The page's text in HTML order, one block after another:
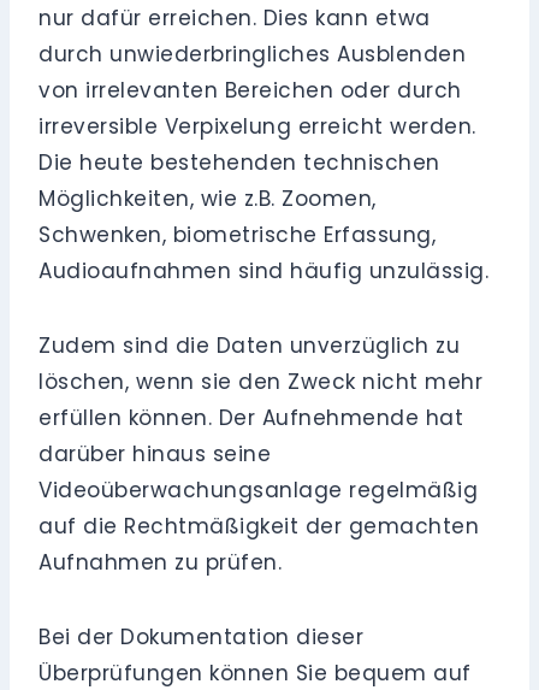
nur dafür erreichen. Dies kann etwa
durch unwiederbringliches Ausblenden
von irrelevanten Bereichen oder durch
irreversible Verpixelung erreicht werden.
Die heute bestehenden technischen
Möglichkeiten, wie z.B. Zoomen,
Schwenken, biometrische Erfassung,
Audioaufnahmen sind häufig unzulässig.
Zudem sind die Daten unverzüglich zu
löschen, wenn sie den Zweck nicht mehr
erfüllen können. Der Aufnehmende hat
darüber hinaus seine
Videoüberwachungsanlage regelmäßig
auf die Rechtmäßigkeit der gemachten
Aufnahmen zu prüfen.
Bei der Dokumentation dieser
Überprüfungen können Sie bequem auf